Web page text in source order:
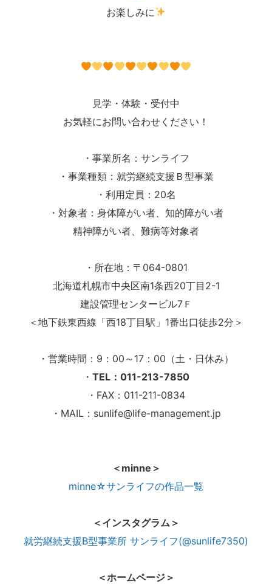
お楽しみに
見学・体験・受付中
お気軽にお問い合わせください！
・事業所名：サンライフ
・事業種類：就労継続支援Ｂ型事業
・利用定員：20名
・対象者：身体障がい者、知的障がい者
精神障がい者、難病等対象者
・所在地：〒064-0801
北海道札幌市中央区南1条西20丁目2-1
建設管理センタービル7Ｆ
＜地下鉄東西線「西18丁目駅」1番出口徒歩2分＞
・営業時間：9：00～17：00（土・日休み）
・ TEL：011-213-7850
・FAX：011-211-0834
・MAIL：sunlife@life-management.jp
＜minne＞
minne☆サンライフの作品一覧
＜インスタグラム＞
就労継続支援B型事業所 サンライフ(@sunlife7350)
＜ホームページ＞